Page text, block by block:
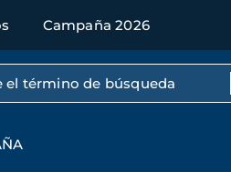
Campaña 2026
por texto completo